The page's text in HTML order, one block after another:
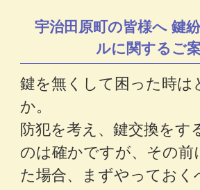
宇治田原町の皆様へ 鍵
ルに関するご
鍵を無くして困った時は
か。
防犯を考え、鍵交換をす
のは確かですが、その前
た場合、まずやっておく